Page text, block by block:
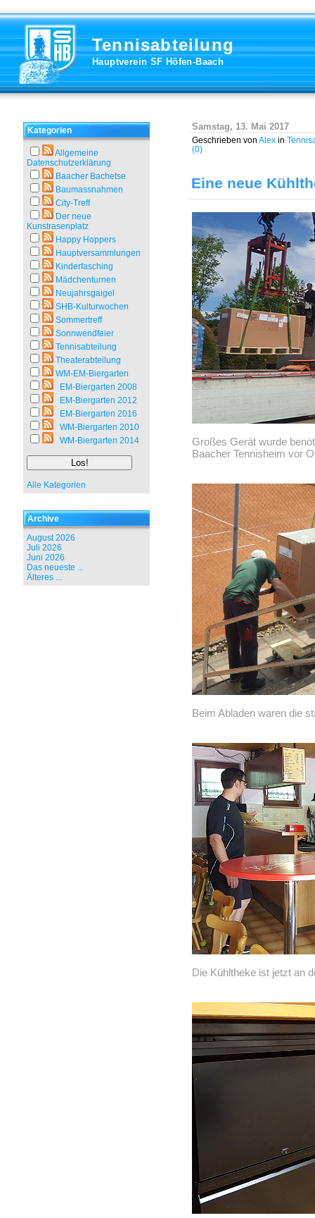
Tennisabteilung
Hauptverein SF Höfen-Baach
Kategorien
Allgemeine
Datenschutzerklärung
Baacher Bachetse
Baumassnahmen
City-Treff
Der neue
Kunstrasenplatz
Happy Hoppers
Hauptversammlungen
Kinderfasching
Mädchenturnen
Neujahrsgaigel
SHB-Kulturwochen
Sommertreff
Sonnwendfeier
Tennisabteilung
Theaterabteilung
WM-EM-Biergarten
EM-Biergarten 2008
EM-Biergarten 2012
EM-Biergarten 2016
WM-Biergarten 2010
WM-Biergarten 2014
Alle Kategorien
Archive
August 2026
Juli 2026
Juni 2026
Das neueste ...
Älteres ...
Samstag, 13. Mai 2017
Geschrieben von Alex in
(0)
Eine neue
Großes Gerät wurde
Baacher Tennisheim vor
Beim Abladen waren die
Die Kühltheke ist jetzt an